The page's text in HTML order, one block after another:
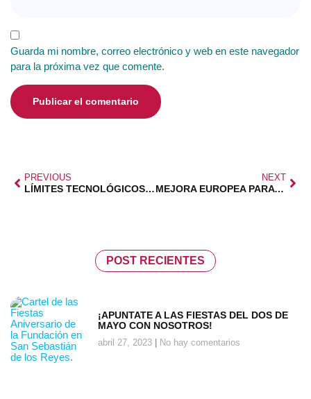
Guarda mi nombre, correo electrónico y web en este navegador
para la próxima vez que comente.
PREVIOUS
LÍMITES TECNOLÓGICOS EN LAS AULAS
NEXT
MEJORA EUROPEA PARA SERVICIOS EN EL HOGAR
POST RECIENTES
¡APUNTATE A LAS FIESTAS DEL DOS DE
MAYO CON NOSOTROS!
abril 27, 2023 No hay comentarios